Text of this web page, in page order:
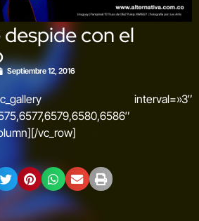
con el
Septiembre 12, 2016
interval=»3″
vc_row]